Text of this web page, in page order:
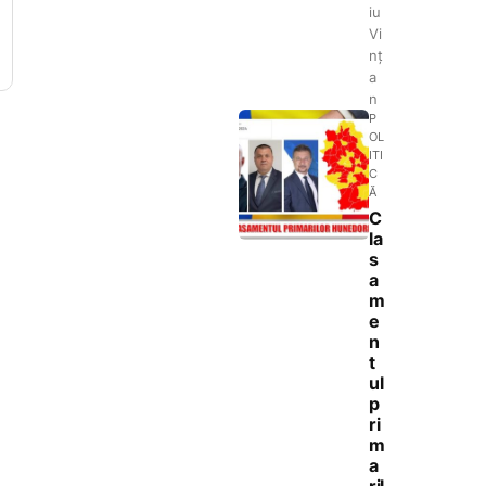
iu
Vi
nț
a
n
P
OL
ITI
C
Ă
C
la
s
a
m
e
n
t
ul
p
ri
m
a